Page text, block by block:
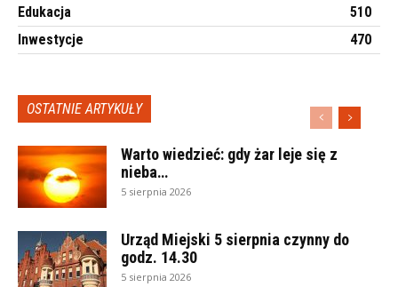
Edukacja
510
Inwestycje
470
OSTATNIE ARTYKUŁY
Warto wiedzieć: gdy żar leje się z
nieba…
5 sierpnia 2026
Urząd Miejski 5 sierpnia czynny do
godz. 14.30
5 sierpnia 2026